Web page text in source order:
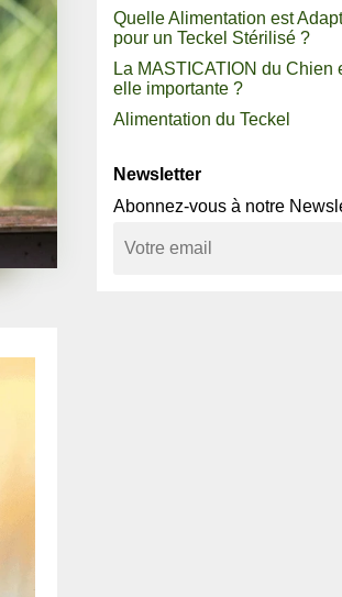
Quelle Alimentation est
pour un Teckel Stérilisé ?
La MASTICATION du Chien
elle importante ?
Alimentation du Teckel
Newsletter
Abonnez-vous à notre